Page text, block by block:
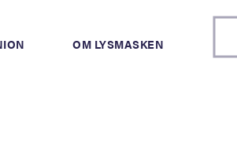
OM LYSMASKEN